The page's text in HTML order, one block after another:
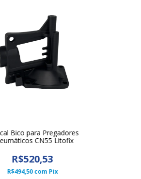
Bico para Pregadores
CN55 Litofix
R$520,53
R$494,50com Pix